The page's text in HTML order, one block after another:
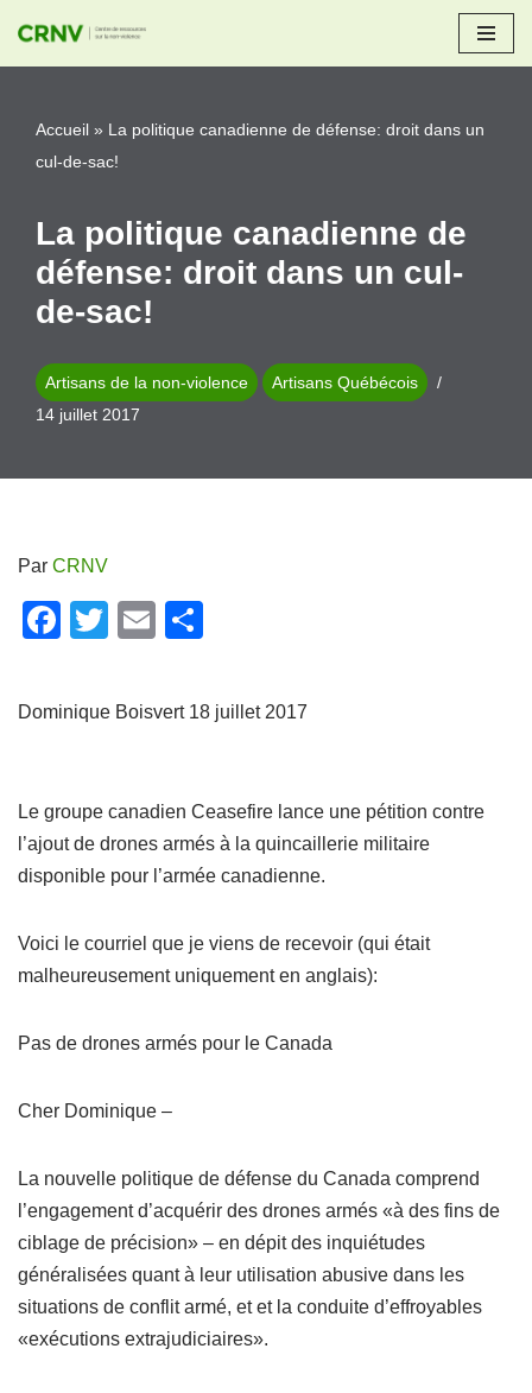
Aller
contenu
Accueil » La politique canadienne de défense: droit dans un
cul-de-sac!
La politique canadienne de
défense: droit dans un cul-
de-sac!
Artisans de la non-violence
Artisans Québécois
14 juillet 2017
Par CRNV
F
c
o
o
k
T
tt
E
ail ta
g
Dominique Boisvert 18 juillet 2017
Le groupe canadien Ceasefire lance une pétition contre
l’ajout de drones armés à la quincaillerie militaire
disponible pour l’armée canadienne.
Voici le courriel que je viens de recevoir (qui était
malheureusement uniquement en anglais):
Pas de drones armés pour le Canada
Cher Dominique –
La nouvelle politique de défense du Canada comprend
l’engagement d’acquérir des drones armés «à des fins de
ciblage de précision» – en dépit des inquiétudes
généralisées quant à leur utilisation abusive dans les
situations de conflit armé, et et la conduite d’effroyables
«exécutions extrajudiciaires».